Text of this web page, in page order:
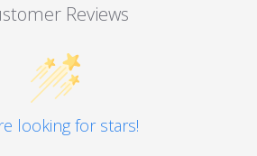
Reviews
looking for stars!